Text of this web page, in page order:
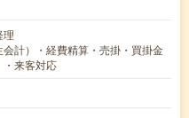
理
会計）・経費精算・売掛・買掛金
・来客対応